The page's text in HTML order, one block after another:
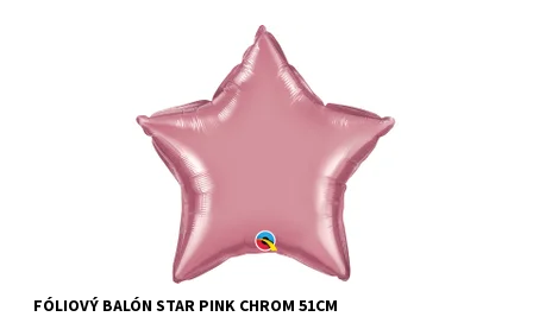
fóliový balon v tvare hviezdy chromovo ruzova 1ks v baleni
velkost 51cm dodavame nenafukane
FÓLIOVÝ BALÓN STAR PINK CHROM 51CM